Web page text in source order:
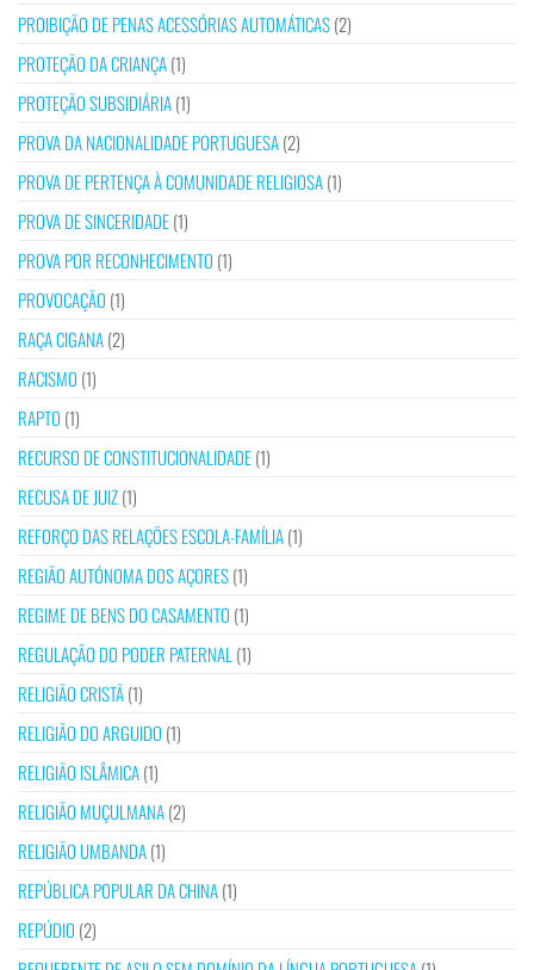
PROIBIÇÃO DE PENAS ACESSÓRIAS AUTOMÁTICAS(2)
PROTEÇÃO DA CRIANÇA(1)
PROTEÇÃO SUBSIDIÁRIA(1)
PROVA DA NACIONALIDADE PORTUGUESA(2)
PROVA DE PERTENÇA À COMUNIDADE RELIGIOSA(1)
PROVA DE SINCERIDADE(1)
PROVA POR RECONHECIMENTO (1)
PROVOCAÇÃO (1)
RAÇA CIGANA(2)
RACISMO (1)
RAPTO (1)
RECURSO DE CONSTITUCIONALIDADE(1)
RECUSA DE JUIZ(1)
REFORÇO DAS RELAÇÕES ESCOLA-FAMÍLIA(1)
REGIÃO AUTÓNOMA DOS AÇORES(1)
REGIME DE BENS DO CASAMENTO (1)
REGULAÇÃO DO PODER PATERNAL (1)
RELIGIÃO CRISTÃ(1)
RELIGIÃO DO ARGUIDO (1)
RELIGIÃO ISLÂMICA(1)
RELIGIÃO MUÇULMANA(2)
RELIGIÃO UMBANDA(1)
REPÚBLICA POPULAR DA CHINA(1)
REPÚDIO (2)